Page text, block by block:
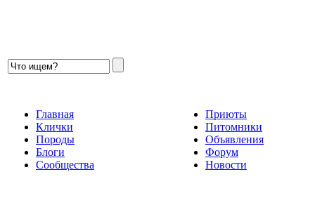
Главная
Клички
Породы
Блоги
Сообщества
Приюты
Питомники
Объявления
Форум
Новости